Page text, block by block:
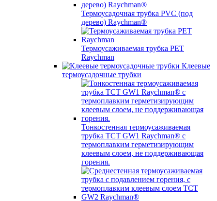
Термоусадочная трубка PVC (под
дерево) Raychman®
Термоусаживаемая трубка PET
Raychman
Клеевые
термоусадочные трубки
Тонкостенная термоусаживаемая
трубка TCT GW1 Raychman® с
термоплавким герметизирующим
клеевым слоем, не поддерживающая
горения.